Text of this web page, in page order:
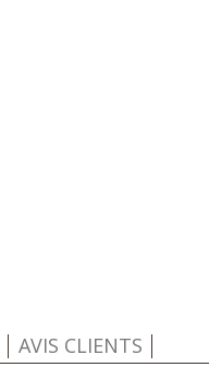
AVIS CLIENTS